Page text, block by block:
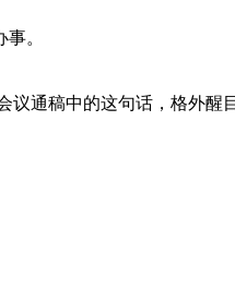
。
通稿中的这句话，格外醒